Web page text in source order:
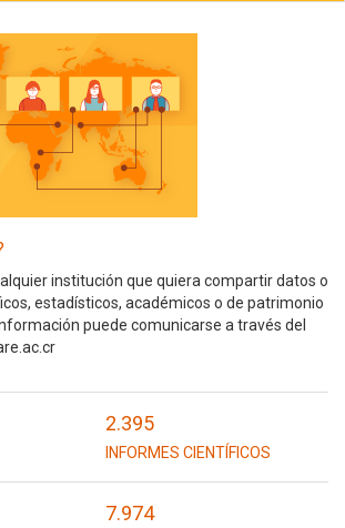
institución que quiera compartir datos o
estadísticos, académicos o de patrimonio
puede comunicarse a través del
2.395
INFORMES CIENTÍFICOS
7.974